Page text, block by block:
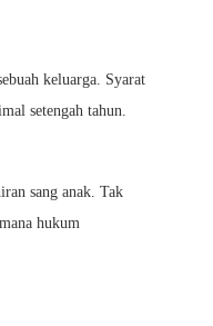
keluarga. Syarat
setengah tahun.
sang anak. Tak
hukum